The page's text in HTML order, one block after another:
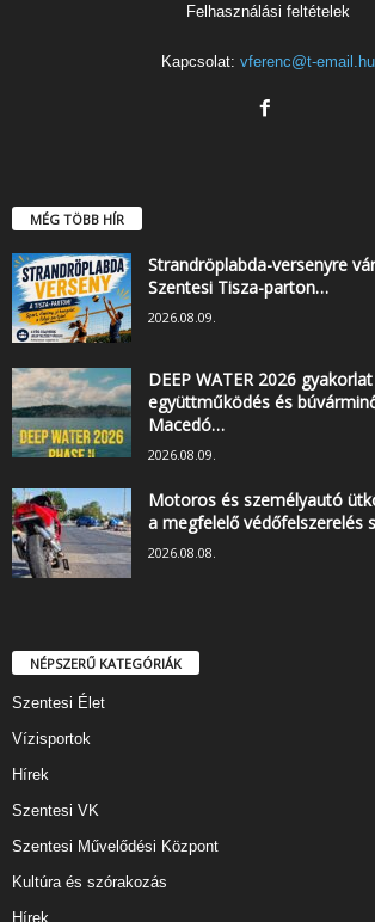
Felhasználási feltételek
Kapcsolat: vferenc@t-email.hu
MÉG TÖBB HÍR
Strandröplabda-versenyre
Szentesi Tisza-parton…
2026.08.09.
DEEP WATER 2026
együttműködés és
Macedó…
2026.08.09.
Motoros és személyautó
a megfelelő védőfelszerelés
2026.08.08.
NÉPSZERŰ KATEGÓRIÁK
Szentesi Élet
Vízisportok
Hírek
Szentesi VK
Szentesi Művelődési Központ
Kultúra és szórakozás
Hírek